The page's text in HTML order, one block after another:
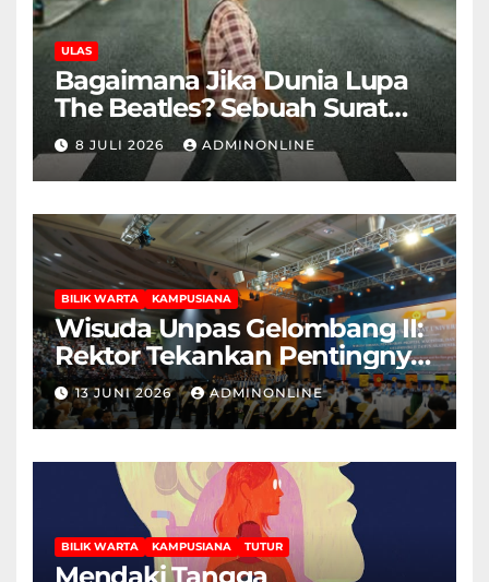
ULAS
Bagaimana Jika Dunia Lupa
The Beatles? Sebuah Surat
Cinta dan Kritik
8 JULI 2026 ADMINONLINE
BILIK WARTA KAMPUSIANA
Wisuda Unpas Gelombang II:
Rektor Tekankan Pentingnya
Sertifikasi Keahlian
13 JUNI 2026 ADMINONLINE
BILIK WARTA KAMPUSIANA TUTUR